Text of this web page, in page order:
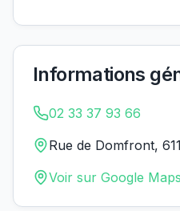
Informations
02 33 37 93 66
Rue de Domfront,
Voir sur Google Maps